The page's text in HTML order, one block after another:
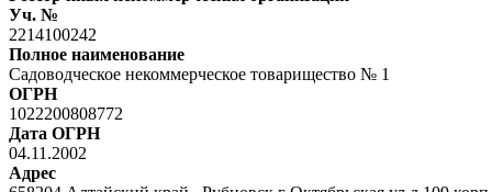
Уч. №
2214100242
Полное наименование
Садоводческое некоммерческое товарищество № 1
ОГРН
1022200808772
Дата ОГРН
04.11.2002
Адрес